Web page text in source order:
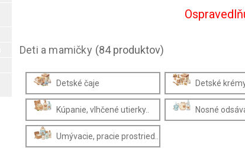
Deti a mamičky (84 produktov)
Detské čaje Detské
Kúpanie, vlhčené utierky.. Nosné
Umývacie, pracie prostried..